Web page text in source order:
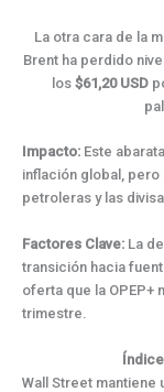
La otra cara de la
Brent ha perdido
los $61,20 USD
Impacto: Este
inflación global,
petroleras y las
Factores Clave: La
transición hacia
oferta que la
trimestre.
Wall Street mantiene